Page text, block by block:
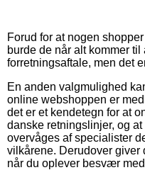
Forud for at nogen
burde de når alt kommer
forretningsaftale, men det
En anden valgmulighed
online webshoppen er
det er et kendetegn for at
danske retningslinjer, og
overvåges af specialister
vilkårene. Derudover giver
når du oplever besvær